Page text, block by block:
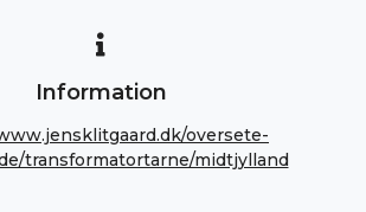
Information
oversete-
transformatortarne/midtjylland